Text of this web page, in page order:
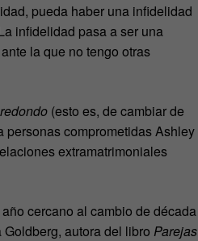
pueda haber una infidelidad
infidelidad pasa a ser una
la que no tengo otras
redondo (esto es, de cambiar de
personas comprometidas Ashley
extramatrimoniales
cercano al cambio de década
autora del libro Parejas